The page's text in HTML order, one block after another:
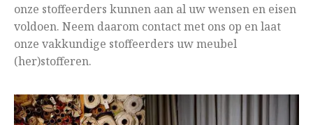
onze stoffeerders kunnen aan al uw wensen en eisen
voldoen. Neem daarom contact met ons op en laat
onze vakkundige stoffeerders uw meubel
(her)stofferen.